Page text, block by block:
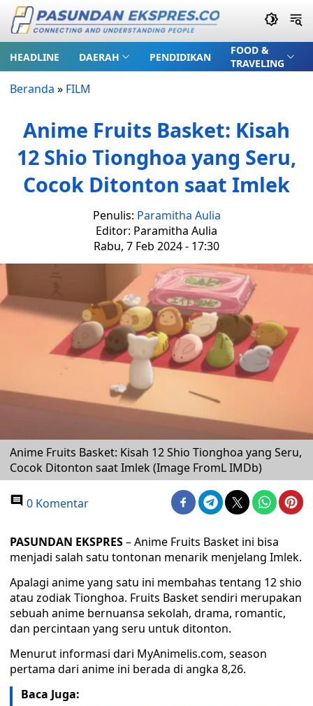
HEADLINE DAERAH PENDIDIKAN
FOOD &
TRAVELING
Beranda » FILM
Anime Fruits Basket: Kisah
12 Shio Tionghoa yang Seru,
Cocok Ditonton saat Imlek
Penulis: Paramitha Aulia
Editor: Paramitha Aulia
Rabu, 7 Feb 2024 - 17:30
Anime Fruits Basket: Kisah 12 Shio Tionghoa yang Seru,
Cocok Ditonton saat Imlek (Image FromL IMDb)
0 Komentar
PASUNDAN EKSPRES– Anime Fruits Basket ini bisa
menjadi salah satu tontonan menarik menjelang Imlek.
Apalagi anime yang satu ini membahas tentang 12 shio
atau zodiak Tionghoa. Fruits Basket sendiri merupakan
sebuah anime bernuansa sekolah, drama, romantic,
dan percintaan yang seru untuk ditonton.
Menurut informasi dari MyAnimelis.com, season
pertama dari anime ini berada di angka 8,26.
Baca Juga: